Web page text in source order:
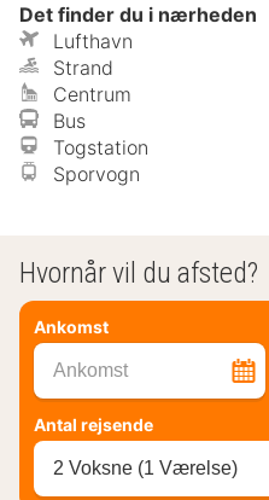
Det finder du i nærheden
Lufthavn
Strand
Centrum
Bus
Togstation
Sporvogn
Hvornår vil du afsted?
Ankomst
Ankomst
Antal rejsende
2 Voksne (1 Værelse)